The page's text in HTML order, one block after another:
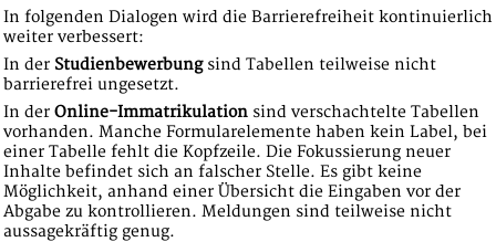
In folgenden Dialogen wird die Barrierefreiheit kontinuierlich
weiter verbessert:
In der Studienbewerbungsind Tabellen teilweise nicht
barrierefrei ungesetzt.
In der Online-Immatrikulation sind verschachtelte Tabellen
vorhanden. Manche Formularelemente haben kein Label, bei
einer Tabelle fehlt die Kopfzeile. Die Fokussierung neuer
Inhalte befindet sich an falscher Stelle. Es gibt keine
Möglichkeit, anhand einer Übersicht die Eingaben vor der
Abgabe zu kontrollieren. Meldungen sind teilweise nicht
aussagekräftig genug.